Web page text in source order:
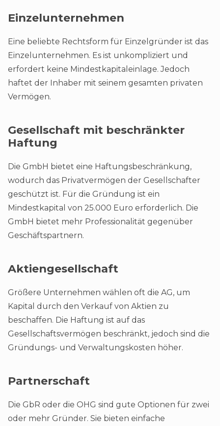
Einzelunternehmen
Eine beliebte Rechtsform für Einzelgründer ist das
Einzelunternehmen. Es ist unkompliziert und
erfordert keine Mindestkapitaleinlage. Jedoch
haftet der Inhaber mit seinem gesamten privaten
Vermögen.
Gesellschaft mit beschränkter
Haftung
Die GmbH bietet eine Haftungsbeschränkung,
wodurch das Privatvermögen der Gesellschafter
geschützt ist. Für die Gründung ist ein
Mindestkapital von 25.000 Euro erforderlich. Die
GmbH bietet mehr Professionalität gegenüber
Geschäftspartnern.
Aktiengesellschaft
Größere Unternehmen wählen oft die AG, um
Kapital durch den Verkauf von Aktien zu
beschaffen. Die Haftung ist auf das
Gesellschaftsvermögen beschränkt, jedoch sind die
Gründungs- und Verwaltungskosten höher.
Partnerschaft
Die GbR oder die OHG sind gute Optionen für zwei
oder mehr Gründer. Sie bieten einfache